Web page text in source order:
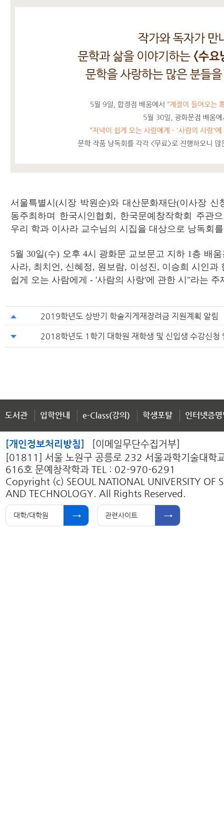
서울특별시(시장 박원순)와 대산문화재단(이사장
동주최하며 한국시인협회, 한국문예창작학회 주관
우리 학과 이사라 교수님의 시집을 대상으로 낭독회
5월 30일(수) 오후 4시 광화문 교보문고 지하 1층 배
사라, 최치언, 신혜정, 원보람, 이성진, 이승희 시인과
쉽게 오는 사람에게 - '사람의 사랑'에 관한 시"라는 주
2019학년도 상반기 학술지게재장려금 지원계획 알림
2018학년도 1학기 대학원 재학생 및 신입생 수강신청
도서관 입학안내 e-Class(강의) 학생포탈 인터넷증
[개인정보처리방침]
[이메일무단수집거부]
[01811] 서울 노원구 공릉로 232 서울과학기술대학
616호 문예창작학과 TEL : 02-970-6291
Copyright (c) SEOUL NATIONAL UNIVERSITY OF
AND TECHNOLOGY. All Rights Reserved.
대학/대학원 관련사이트